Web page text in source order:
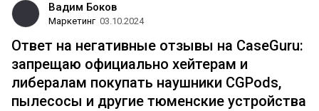
Вадим Боков
Маркетинг 03.10.2024
Ответ на негативные отзывы на CaseGuru:
запрещаю официально хейтерам и
либералам покупать наушники CGPods,
пылесосы и другие тюменские устройства